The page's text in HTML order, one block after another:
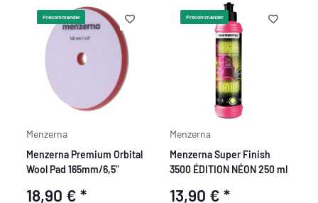
Précommander
Menzerna
Menzerna Premium Orbital
Wool Pad 165mm/6,5"
18,90 €*
Précommander
Menzerna
Menzerna Super Finish
3500 ÉDITION NÉON 250 ml
13,90 € *